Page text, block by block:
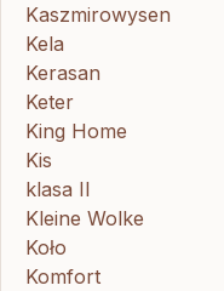
Kaszmirowysen
Kela
Kerasan
Keter
King Home
Kis
klasa II
Kleine Wolke
Koło
Komfort